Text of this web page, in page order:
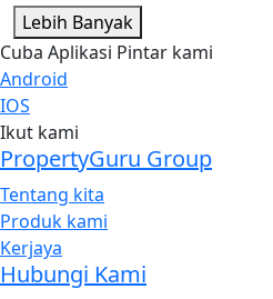
Lebih Banyak
Cuba Aplikasi Pintar kami
Android
IOS
Ikut kami
PropertyGuru Group
Tentang kita
Produk kami
Kerjaya
Hubungi Kami